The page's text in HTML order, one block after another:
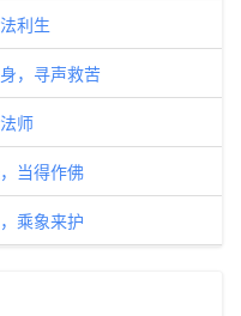
利生
，寻声救苦
师
当得作佛
乘象来护